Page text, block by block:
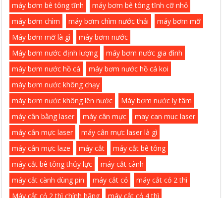
máy bơm bê tông tĩnh
máy bơm bê tông tĩnh cỡ nhỏ
máy bơm chìm
máy bơm chìm nước thải
máy bơm mỡ
Máy bơm mỡ là gì
máy bơm nước
Máy bơm nước định lượng
máy bơm nước gia đình
máy bơm nước hồ cá
máy bơm nước hồ cá koi
máy bơm nước không chạy
máy bơm nước không lên nước
Máy bơm nước ly tâm
máy cân bằng laser
máy cân mực
may can muc laser
máy cân mực laser
máy cân mực laser là gì
máy cân mực laze
máy cắt
máy cắt bê tông
máy cắt bê tông thủy lực
máy cắt cành
máy cắt cành dùng pin
máy cắt cỏ
máy cắt cỏ 2 thì
Máy cắt cỏ 2 thì chính hãng
máy cắt cỏ 4 thì